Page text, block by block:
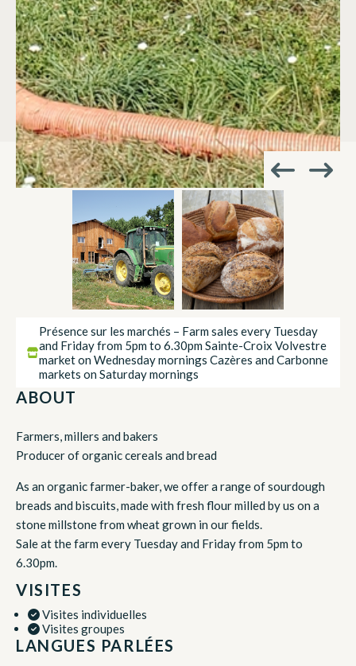
Présence sur les marchés – Farm sales every Tuesday
and Friday from 5pm to 6.30pm Sainte-Croix Volvestre
market on Wednesday mornings Cazères and Carbonne
markets on Saturday mornings
ABOUT
Farmers, millers and bakers
Producer of organic cereals and bread
As an organic farmer-baker, we offer a range of sourdough
breads and biscuits, made with fresh flour milled by us on a
stone millstone from wheat grown in our fields.
Sale at the farm every Tuesday and Friday from 5pm to
6.30pm.
VISITES
Visites individuelles
Visites groupes
LANGUES PARLÉES